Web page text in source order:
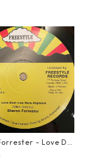
- Love Do
Anymore【12-